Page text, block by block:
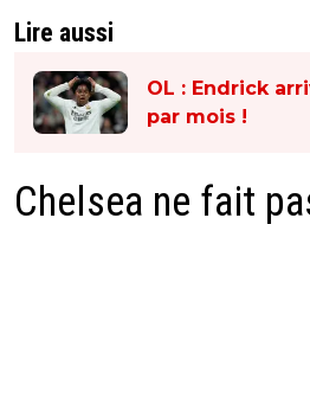
Lire aussi
OL : Endrick
par mois !
Chelsea ne fait